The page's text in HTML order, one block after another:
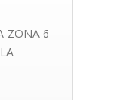
ZONA 6